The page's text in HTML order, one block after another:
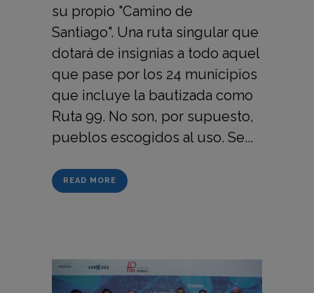
su propio "Camino de
Santiago". Una ruta singular que
dotará de insignias a todo aquel
que pase por los 24 municipios
que incluye la bautizada como
Ruta 99. No son, por supuesto,
pueblos escogidos al uso. Se...
READ MORE